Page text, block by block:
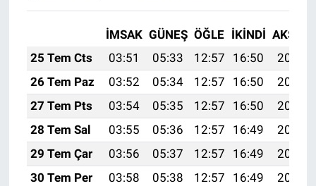
İMSAK GÜNEŞ ÖĞLE İKINDI AKŞAM
25 Tem Cts
03:51 05:33 12:57 16:50
20:11
26 Tem Paz
03:52 05:34 12:57 16:50
20:11
27 Tem Pts
03:54 05:35 12:57 16:50
20:10
28 Tem Sal
03:55 05:36 12:57 16:49
20:09
29 Tem Çar
03:56 05:37 12:57 16:49
20:08
30 Tem Per
03:58 05:38 12:57 16:49
20:07